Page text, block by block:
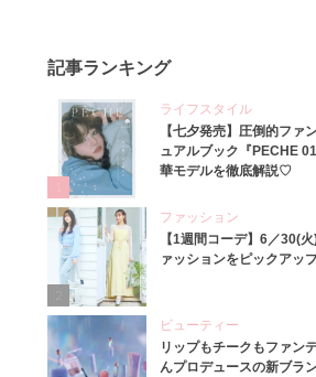
記事ランキング
ライフスタイル
【七夕発売】圧倒的ファ
ュアルブック『PECHE
華モデルを徹底解説♡
ファッション
【1週間コーデ】6／30(
ァッションをピックアッ
ビューティー
リップもチークもファン
んプロデュースの新ブラ